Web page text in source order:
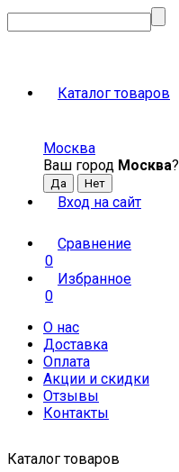
Каталог товаров
Москва
Ваш город Москва?
Вход на сайт
Сравнение
0
Избранное
0
О нас
Доставка
Оплата
Акции и скидки
Отзывы
Контакты
Каталог товаров